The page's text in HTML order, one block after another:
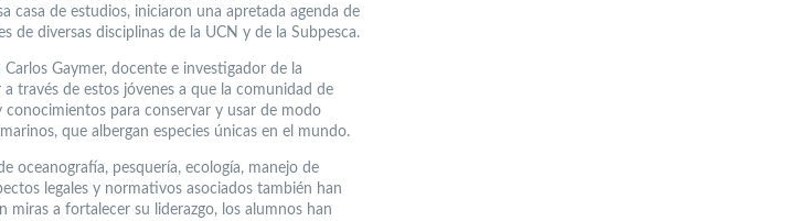
casa de estudios, iniciaron una apretada agenda de
de diversas disciplinas de la UCN y de la Subpesca.
Gaymer, docente e investigador de la
través de estos jóvenes a que la comunidad de
conocimientos para conservar y usar de modo
que albergan especies únicas en el mundo.
oceanografía, pesquería, ecología, manejo de
legales y normativos asociados también han
miras a fortalecer su liderazgo, los alumnos han